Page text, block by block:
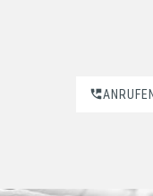
ANRUFEN